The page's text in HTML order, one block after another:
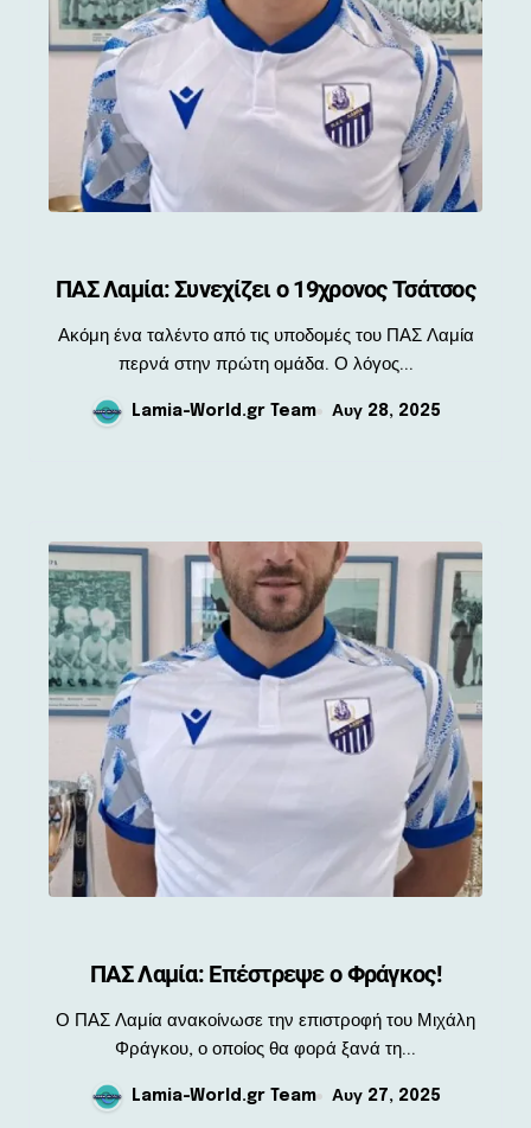
ΠΑΣ Λαμία: Συνεχίζει ο 19χρονος Τσάτσος
Ακόμη ένα ταλέντο από τις υποδομές του ΠΑΣ Λαμία
περνά στην πρώτη ομάδα. Ο λόγος...
Lamia-World.gr Team Αυγ 28, 2025
ΠΑΣ Λαμία: Επέστρεψε ο Φράγκος!
Ο ΠΑΣ Λαμία ανακοίνωσε την επιστροφή του Μιχάλη
Φράγκου, ο οποίος θα φορά ξανά τη...
Lamia-World.gr Team Αυγ 27, 2025